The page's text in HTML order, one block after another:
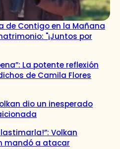
de Contigo en la Mañana
"¡Juntos por
La potente reflexión
de Camila Flores
dio un inesperado
Volkan
mandó a atacar